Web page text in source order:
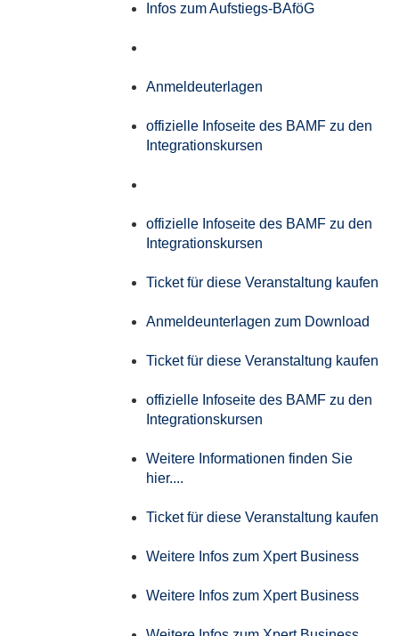
Infos zum Aufstiegs-BAföG
Anmeldeuterlagen
offizielle Infoseite des BAMF zu den
Integrationskursen
offizielle Infoseite des BAMF zu den
Integrationskursen
Ticket für diese Veranstaltung kaufen
Anmeldeunterlagen zum Download
Ticket für diese Veranstaltung kaufen
offizielle Infoseite des BAMF zu den
Integrationskursen
Weitere Informationen finden Sie
hier....
Ticket für diese Veranstaltung kaufen
Weitere Infos zum Xpert Business
Weitere Infos zum Xpert Business